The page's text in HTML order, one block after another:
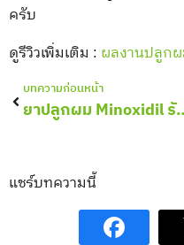
ครับ
ดูรีวิวเพิ่มเติม : ผลงานปลูก
Prev
บทความก่อนหน้า
ยาปลูกผม
แชร์บทความนี้